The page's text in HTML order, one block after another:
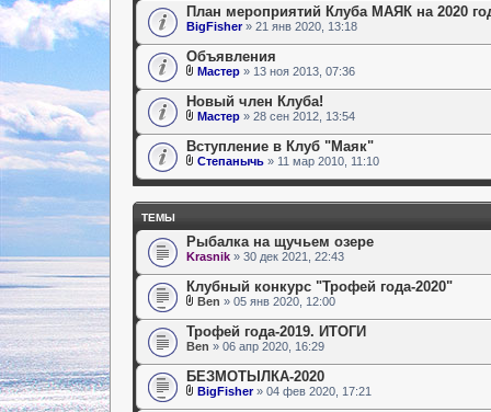
План мероприятий Клуба МАЯК на 2020
BigFisher» 21 янв 2020, 13:18
Объявления
Мастер » 13 ноя 2013, 07:36
Новый член Клуба!
Мастер » 28 сен 2012, 13:54
Вступление в Клуб "Маяк"
Степанычь » 11 мар 2010, 11:10
ТЕМЫ
Рыбалка на щучьем озере
Krasnik » 30 дек 2021, 22:43
Клубный конкурс "Трофей года-2020"
Ben » 05 янв 2020, 12:00
Трофей года-2019. ИТОГИ
Ben » 06 апр 2020, 16:29
БЕЗМОТЫЛКА-2020
BigFisher» 04 фев 2020, 17:21